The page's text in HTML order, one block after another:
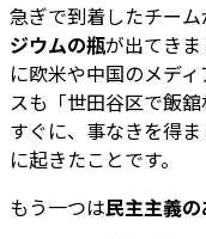
急ぎで到着したチーム
ジウムの瓶が出てき
に欧米や中国のメデ
スも「世田谷区で飯
すぐに、事なきを得
に起きたことです。
もう一つは民主主義